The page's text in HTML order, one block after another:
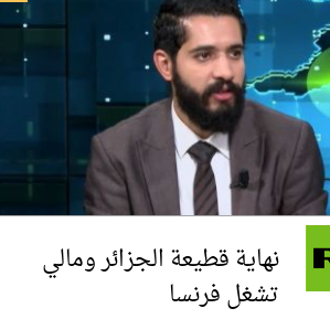
نهاية قطيعة الجزائر ومالي
تشغل فرنسا